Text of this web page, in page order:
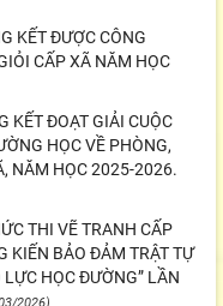
KẾT ĐƯỢC CÔNG
CẤP XÃ NĂM HỌC
KẾT ĐOẠT GIẢI CUỘC
HỌC VỀ PHÒNG,
NĂM HỌC 2025-2026.
THI VẼ TRANH CẤP
KIẾN BẢO ĐẢM TRẬT TỰ
HỌC ĐƯỜNG” LẦN